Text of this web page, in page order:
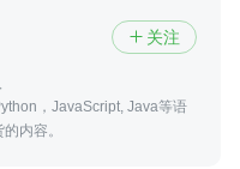
 关注
，JavaScript, Java等语
内容。